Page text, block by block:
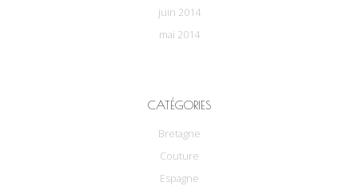
juin 2014
mai 2014
CATÉGORIES
Bretagne
Couture
Espagne